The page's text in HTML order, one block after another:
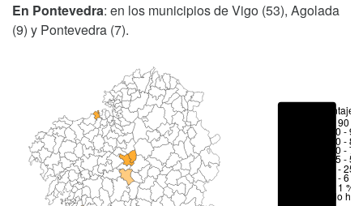
En Pontevedra: en los municipios de Vigo (53), Agolada
(9) y Pontevedra (7).
Porcentajes
> 90 %
80 -
70 -
50 -
25 -
6 - 25
1 - 6 %
< 1 %
No hay